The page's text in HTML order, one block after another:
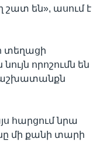
շատ են», ասում է
տեղացի
որոշումն են
աշխատանքն
հարցում նրա
մի քանի տարի